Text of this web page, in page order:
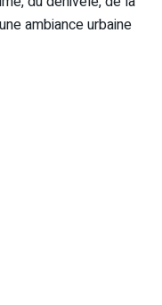
ambiance urbaine